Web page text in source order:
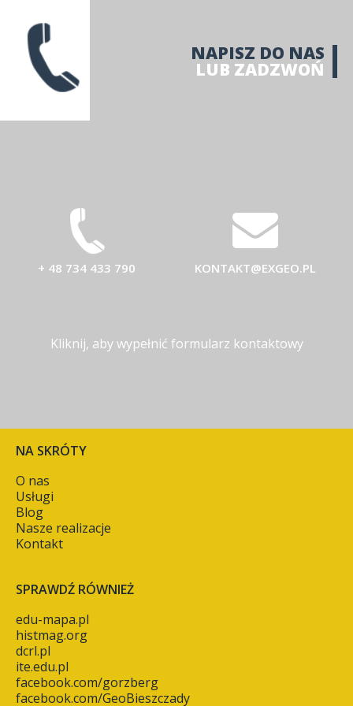
NAPISZ DO NAS
LUB ZADZWOŃ
+ 48 734 433 790 KONTAKT@EXGEO.PL
Kliknij, aby wypełnić formularz kontaktowy
NA SKRÓTY
O nas
Usługi
Blog
Nasze realizacje
Kontakt
SPRAWDŹ RÓWNIEŻ
edu-mapa.pl
histmag.org
dcrl.pl
ite.edu.pl
facebook.com/gorzberg
facebook.com/GeoBieszczady